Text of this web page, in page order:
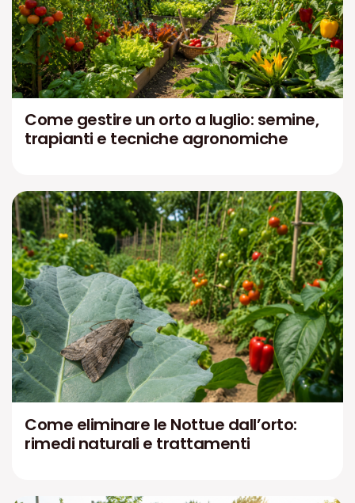
Come gestire un orto a luglio: semine,
trapianti e tecniche agronomiche
Come eliminare le Nottue dall’orto:
rimedi naturali e trattamenti